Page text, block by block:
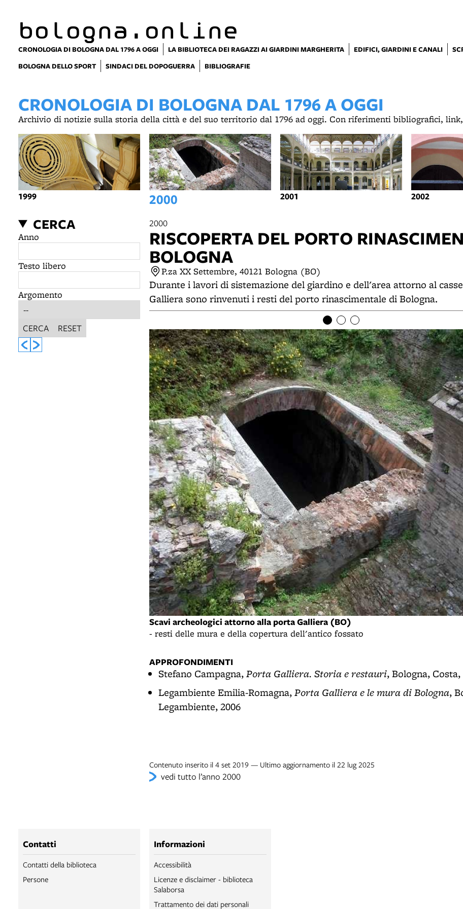
bologna.online
CRONOLOGIA DI BOLOGNA DAL 1796 A OGGI LA BIBLIOTECA DEI RAGAZZI AI GIARDINI MARGHERITA EDIFICI, GIARDINI E CANALI
BOLOGNA DELLO SPORT
SINDACI DEL DOPOGUERRA BIBLIOGRAFIE
CRONOLOGIA DI BOLOGNA DAL 1796 A OGGI
Archivio di notizie sulla storia della città e del suo territorio dal 1796 ad oggi. Con riferimenti bibliografici,
1999 2000 2001 2002
CERCA
Anno
Testo libero
Argomento
CERCA RESET
2000
RISCOPERTA DEL PORTO
BOLOGNA
P.za XX Settembre, 40121 Bologna (BO)
Durante i lavori di sistemazione del giardino e dell'area attorno al
Galliera sono rinvenuti i resti del porto rinascimentale di Bologna.
Scavi archeologici attorno alla porta Galliera (BO)
- resti delle mura e della copertura dell'antico fossato
APPROFONDIMENTI
Stefano Campagna,Porta Galliera. Storia e restauri, Bologna, Costa,
Legambiente Emilia-Romagna,Porta Galliera e le mura di Bologna,
Legambiente, 2006
Contenuto inserito il 4 set 2019 — Ultimo aggiornamento il 22 lug 2025
vedi tutto l’anno 2000
Contatti
Contatti della biblioteca
Persone
Informazioni
Accessibilità
Licenze e disclaimer - biblioteca
Salaborsa
Trattamento dei dati personali